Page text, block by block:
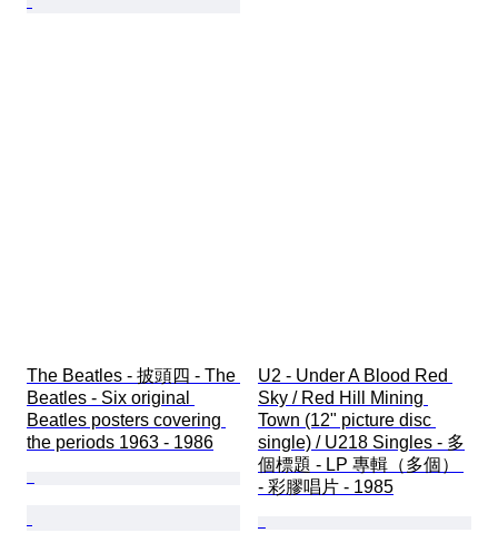
The Beatles - 披頭四 - The
Beatles - Six original
Beatles posters covering
the periods 1963 - 1986
U2 - Under A Blood Red
Sky / Red Hill Mining
Town (12" picture disc
single) / U218 Singles - 多
個標題 - LP 專輯（多個）
- 彩膠唱片 - 1985